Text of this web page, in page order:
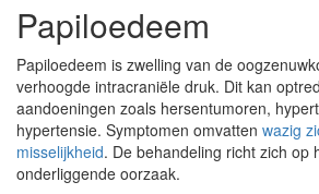
Papiloedeem
Papiloedeem is zwelling van de
verhoogde intracraniële druk. Dit kan
aandoeningen zoals hersentumoren,
hypertensie. Symptomen omvatten wazig
misselijkheid. De behandeling richt zich op
onderliggende oorzaak.